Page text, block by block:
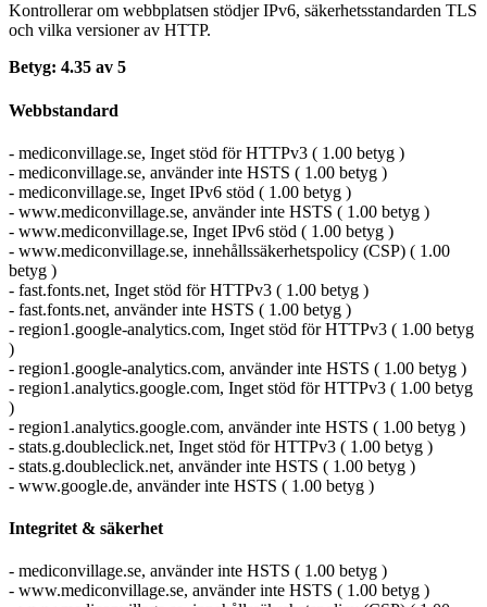
Kontrollerar om webbplatsen stödjer IPv6, säkerhets­standarden TLS
och vilka versioner av HTTP.
Betyg: 4.35 av 5
Webbstandard
- mediconvillage.se, Inget stöd för HTTPv3 ( 1.00 betyg )
- mediconvillage.se, använder inte HSTS ( 1.00 betyg )
- mediconvillage.se, Inget IPv6 stöd ( 1.00 betyg )
- www.mediconvillage.se, använder inte HSTS ( 1.00 betyg )
- www.mediconvillage.se, Inget IPv6 stöd ( 1.00 betyg )
- www.mediconvillage.se, innehållssäkerhetspolicy (CSP) ( 1.00
betyg )
- fast.fonts.net, Inget stöd för HTTPv3 ( 1.00 betyg )
- fast.fonts.net, använder inte HSTS ( 1.00 betyg )
- region1.google-analytics.com, Inget stöd för HTTPv3 ( 1.00 betyg
)
- region1.google-analytics.com, använder inte HSTS ( 1.00 betyg )
- region1.analytics.google.com, Inget stöd för HTTPv3 ( 1.00 betyg
)
- region1.analytics.google.com, använder inte HSTS ( 1.00 betyg )
- stats.g.doubleclick.net, Inget stöd för HTTPv3 ( 1.00 betyg )
- stats.g.doubleclick.net, använder inte HSTS ( 1.00 betyg )
- www.google.de, använder inte HSTS ( 1.00 betyg )
Integritet & säkerhet
- mediconvillage.se, använder inte HSTS ( 1.00 betyg )
- www.mediconvillage.se, använder inte HSTS ( 1.00 betyg )